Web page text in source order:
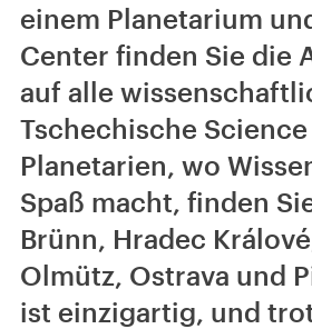
einem Planetarium
Center finden Sie die
auf alle
Tschechische
Planetarien, wo
Spaß macht, finden
Brünn, Hradec
Olmütz, Ostrava und
ist einzigartig, und